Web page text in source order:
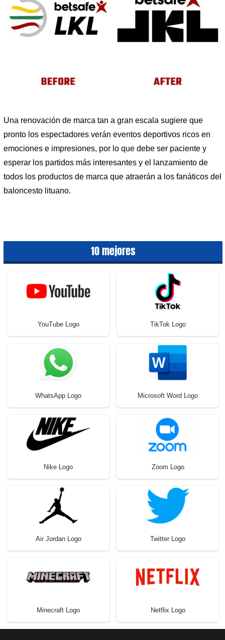
Una renovación de marca tan a gran escala sugiere que
pronto los espectadores verán eventos deportivos ricos en
emociones e impresiones, por lo que debe ser paciente y
esperar los partidos más interesantes y el lanzamiento de
todos los productos de marca que atraerán a los fanáticos del
baloncesto lituano.
10 mejores
YouTube Logo TikTok Logo
WhatsApp Logo Microsoft Word Logo
Nike Logo Zoom Logo
Air Jordan Logo Twitter Logo
Minecraft Logo Netflix Logo